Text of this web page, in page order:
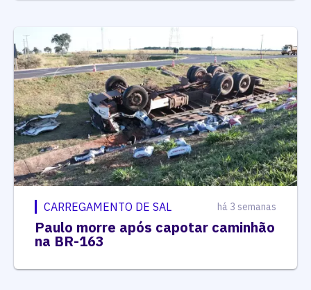
CARREGAMENTO DE SAL há 3 semanas
Paulo morre após capotar caminhão
na BR-163